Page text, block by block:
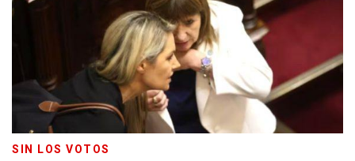
SIN LOS VOTOS